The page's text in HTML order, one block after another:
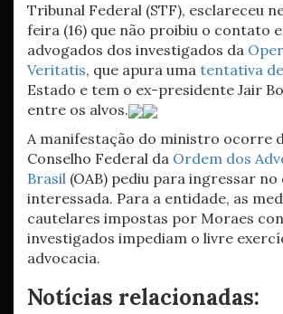
Tribunal Federal (STF), esclareceu
feira (16) que não proibiu o contato
advogados dos investigados da
Veritatis, que apura uma tentativa
Estado e tem o ex-presidente Jair
entre os alvos.
A manifestação do ministro ocorre
Conselho Federal da Ordem dos
Brasil (OAB) pediu para ingressar no
interessada. Para a entidade, as
cautelares impostas por Moraes
investigados impediam o livre
advocacia.
Notícias relacionadas: